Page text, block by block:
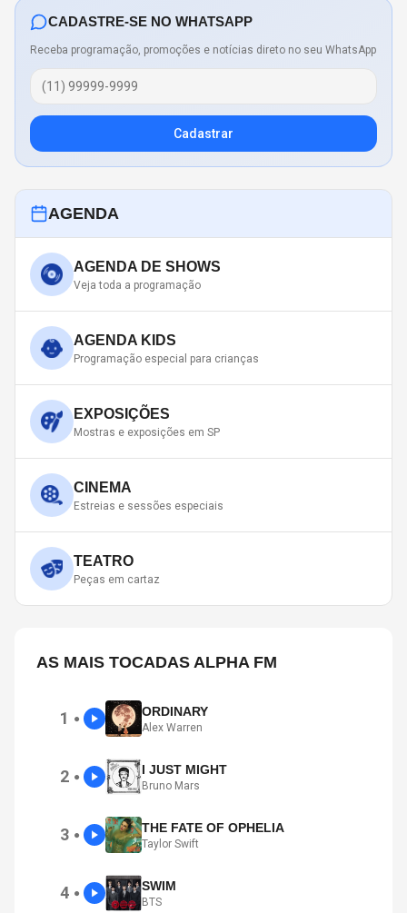
CADASTRE-SE NO WHATSAPP
Receba programação, promoções e notícias direto no seu WhatsApp
Cadastrar
AGENDA
AGENDA DE SHOWS
Veja toda a programação
AGENDA KIDS
Programação especial para crianças
EXPOSIÇÕES
Mostras e exposições em SP
CINEMA
Estreias e sessões especiais
TEATRO
Peças em cartaz
AS MAIS TOCADAS ALPHA FM
1 ● ORDINARY
Alex Warren
2 ● I JUST MIGHT
Bruno Mars
3 ● THE FATE OF OPHELIA
Taylor Swift
4 ● SWIM
BTS